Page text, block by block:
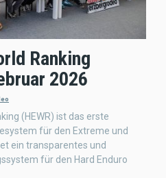
Ranking
2026
(HEWR) ist das erste
für den Extreme und
ein transparentes und
für den Hard Enduro